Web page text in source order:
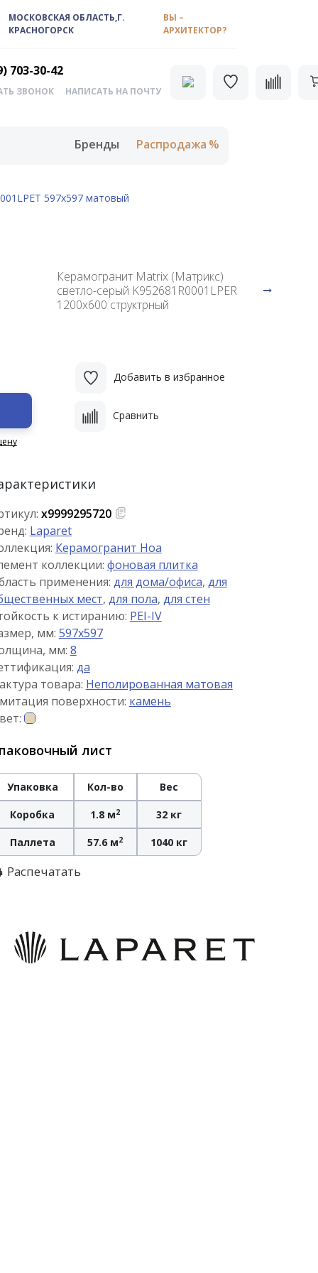
МОСКОВСКАЯ ОБЛАСТЬ,Г.
КРАСНОГОРСК
ВЫ –
АРХИТЕКТОР?
703-30-42
ЗВОНОК НАПИСАТЬ НА ПОЧТУ
Бренды Распродажа
597х597 матовый
Керамогранит Matrix (Матрикс)
светло-серый K952681R0001LPER
1200х600 структрный
Добавить в избранное
Сравнить
х9999295720
Laparet
Керамогранит Ноа
коллекции: фоновая плитка
применения: для дома/офиса, для
мест, для пола, для стен
к истиранию: PEI-IV
мм: 597x597
мм: 8
да
товара: Неполированная матовая
поверхности: камень
лист
Упаковка Кол-во Вес
Коробка 1.8 м2 32 кг
Паллета 57.6 м2 1040 кг
Распечатать